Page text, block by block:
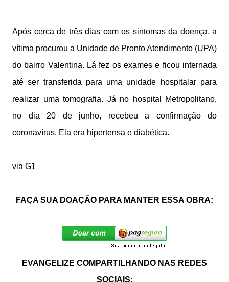
Após cerca de três dias com os sintomas da doença, a
vítima procurou a Unidade de Pronto Atendimento (UPA)
do bairro Valentina. Lá fez os exames e ficou internada
até ser transferida para uma unidade hospitalar para
realizar uma tomografia. Já no hospital Metropolitano,
no dia 20 de junho, recebeu a confirmação do
coronavírus. Ela era hipertensa e diabética.
via G1
FAÇA SUA DOAÇÃO PARA MANTER ESSA OBRA:
EVANGELIZE COMPARTILHANDO NAS REDES
SOCIAIS: